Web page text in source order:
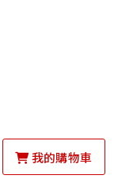
我的購物車